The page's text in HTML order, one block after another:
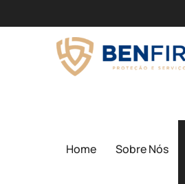
Home Sobre Nós
Bombeiro
- SP